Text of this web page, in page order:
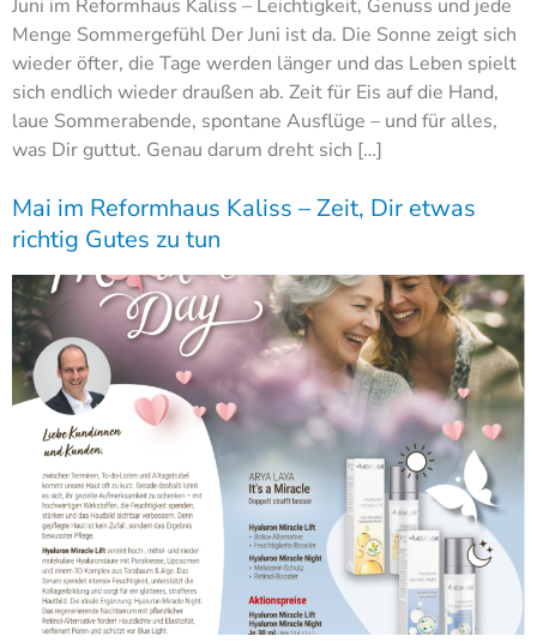
Juni im Reformhaus Kaliss – Leichtigkeit, Genuss und jede
Menge Sommergefühl Der Juni ist da. Die Sonne zeigt sich
wieder öfter, die Tage werden länger und das Leben spielt
sich endlich wieder draußen ab. Zeit für Eis auf die Hand,
laue Sommerabende, spontane Ausflüge – und für alles,
was Dir guttut. Genau darum dreht sich […]
Mai im Reformhaus Kaliss – Zeit, Dir etwas
richtig Gutes zu tun